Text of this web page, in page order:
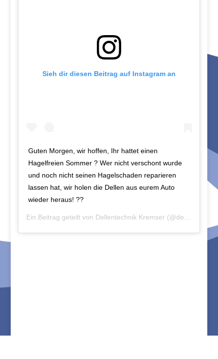
Sieh dir diesen Beitrag auf Instagram an
Guten Morgen, wir hoffen, Ihr hattet einen
Hagelfreien Sommer ? Wer nicht verschont wurde
und noch nicht seinen Hagelschaden reparieren
lassen hat, wir holen die Dellen aus eurem Auto
wieder heraus! ??
Ein Beitrag geteilt von Dellentechnik Kremser (@dellentechnik.kremser) am